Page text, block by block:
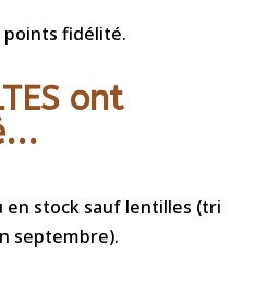
points fidélité.
ont
en stock sauf lentilles (tri
septembre).